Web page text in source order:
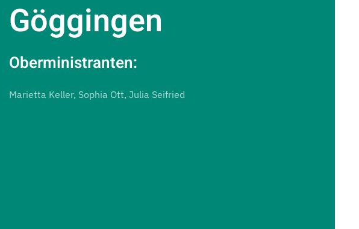
Göggingen
Oberministranten:
Marietta Keller, Sophia Ott, Julia Seifried